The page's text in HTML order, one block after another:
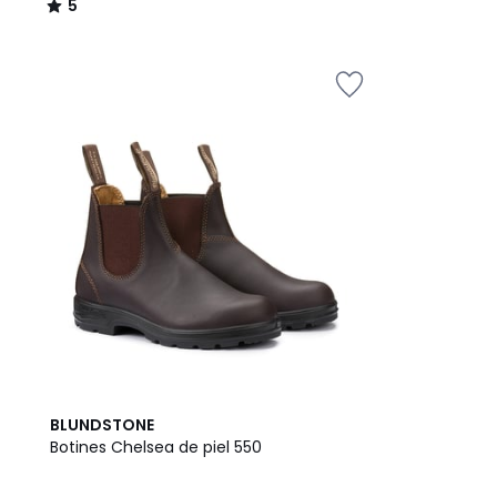
5
/
BLUNDSTONE
Botines Chelsea de piel 550
5
/